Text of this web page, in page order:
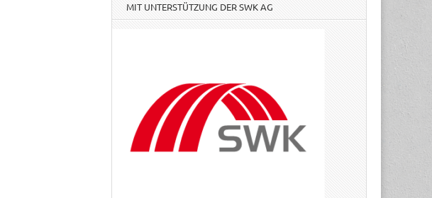
MIT UNTERSTÜTZUNG DER SWK AG